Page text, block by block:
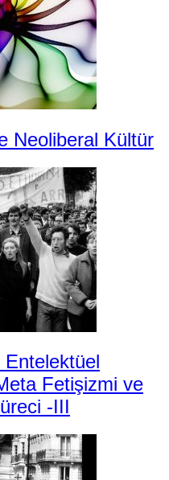
Neoliberal Kültür
Entelektüel
Fetişizmi ve
-III